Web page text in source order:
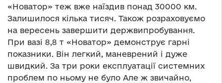
«Новатор» теж вже наїздив понад 30000 км.
Залишилося кілька тисяч. Також розраховуємо
на вересень завершити держвипробування.
При вазі 8,8 т «Новатор» демонструє гарні
показники. Він легкий, маневрений і дуже
швидкий. За три роки експлуатації системних
проблем по ньому не було Але ж звичайно,